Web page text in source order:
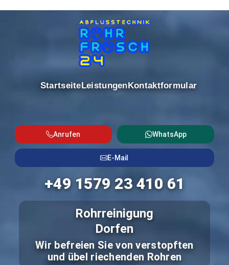
StartseiteLeistungenKontaktformular
Anrufen WhatsApp
E-Mail
+49 1579 23 410 61
Rohrreinigung
Dorfen
Wir befreien Sie von verstopften
und übel riechenden Rohren